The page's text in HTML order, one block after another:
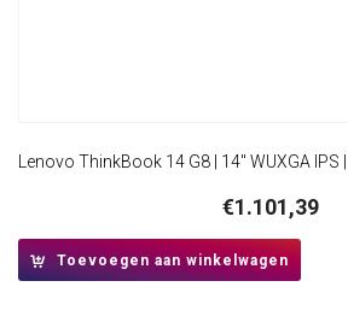
€1.101,39
Toevoegen aan winkelwagen